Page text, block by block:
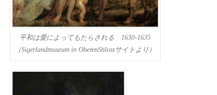
平和は愛によってもたらされる 1630-1635
（Sigerlandmuseum in OberenShlossサイトより）